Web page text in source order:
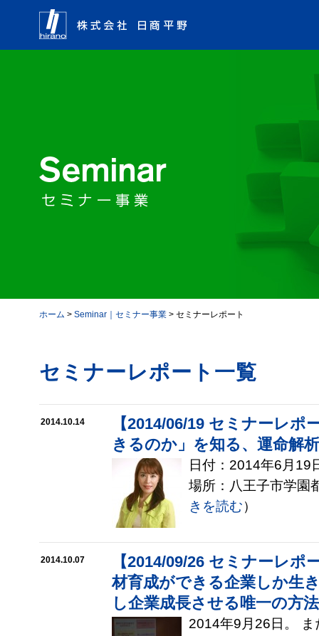
ホーム > Seminar｜セミナー事業 > セミナーレポート
セミナーレポート一覧
2014.10.14
【2014/06/19 セミナーレポ
きるのか」を知る、運命解
日付：2014年6月19
場所：八王子市学園
きを読む）
2014.10.07
【2014/09/26 セミナーレポ
材育成ができる企業しか生
し企業成長させる唯一の方
2014年9月26日。